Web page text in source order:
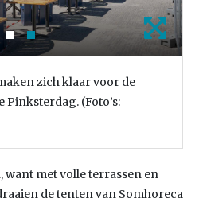
zich klaar voor de
(Foto’s:
want met volle terrassen en
de tenten van Somhoreca